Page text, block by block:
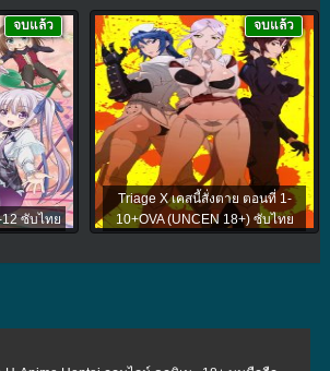
12 ซับไทย
จบแล้ว
Triage X เคสนี้สั่งตาย ตอนที่ 1-
10+OVA (UNCEN 18+) ซับไทย
จบแล้ว